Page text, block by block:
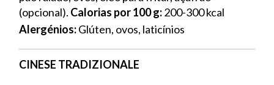
(opcional). Calorias por 100 g:200-300 kcal
Alergénios:Glúten, ovos, laticínios
CINESE TRADIZIONALE